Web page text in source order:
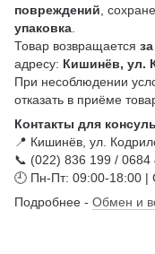
повреждений ,
упаковка
Товар возвращается
адресу: Кишинёв, ул.
При несоблюдении
отказать в приёме
Контакты для
📍 Кишинёв, ул.
📞 (022) 836 199 / 0684
🕘 Пн-Пт: 09:00-18:00 |
Подробнее - Обмен и